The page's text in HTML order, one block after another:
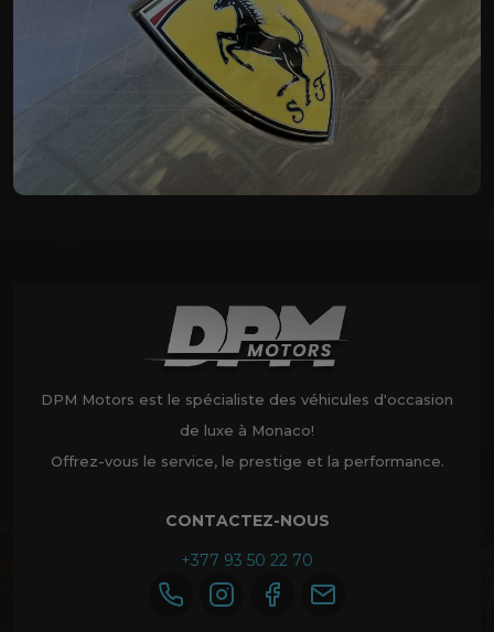
DPM Motors est le spécialiste des véhicules d'occasion
de luxe à Monaco!
Offrez-vous le service, le prestige et la performance.
CONTACTEZ-NOUS
+377 93 50 22 70